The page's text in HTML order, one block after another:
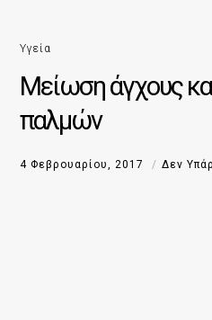
Υγεία
Μείωση άγχους
παλμών
4 Φεβρουαρίου, 2017 Δεν